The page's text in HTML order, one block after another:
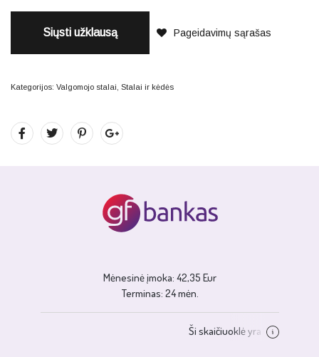
Siųsti užklausą Pageidavimų sąrašas
Kategorijos: Valgomojo stalai Stalai ir kėdės